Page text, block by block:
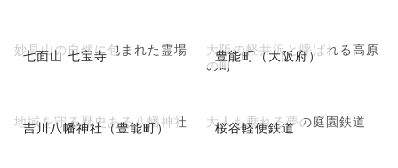
七面山 七宝寺
妙見山の自然に包まれた霊場 豊能町（大阪府）
大阪の軽井沢と呼ばれる高原
の町
吉川八幡神社（豊能町）
地域を守る歴史ある八幡神社 桜谷軽便鉄道
大人も乗れる夢の庭園鉄道